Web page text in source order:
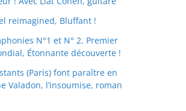
reimagined, Bluffant !
N°1 et N° 2. Premier
Étonnante découverte !
(Paris) font paraître en
Valadon, l’insoumise, roman